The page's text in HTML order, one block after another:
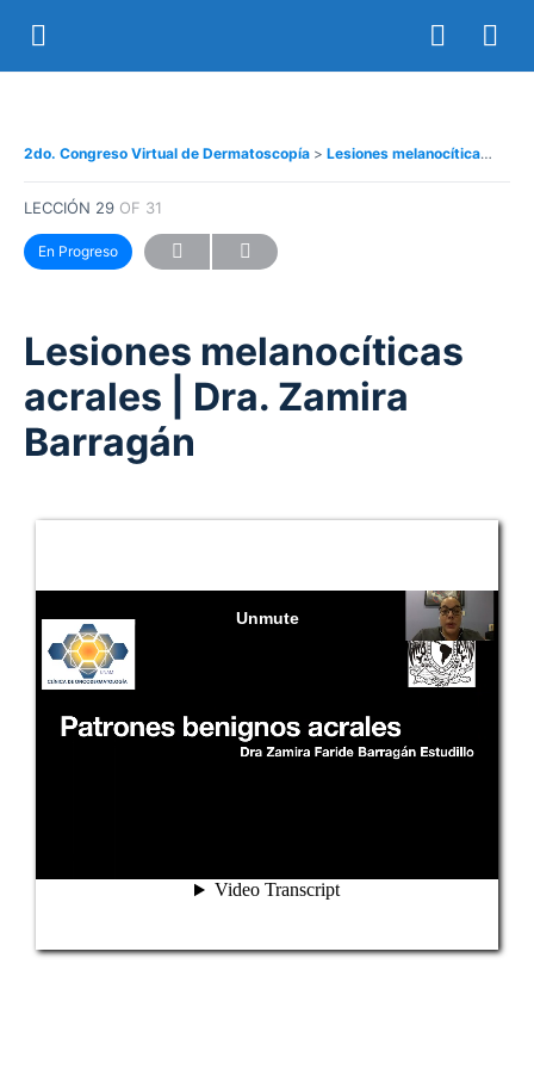
2do. Congreso Virtual de Dermatoscopía Lesiones melanocíticas acrales | Dra. Zamira Barragán
LECCIÓN 29 OF 31
En Progreso
Lesiones melanocíticas
acrales | Dra. Zamira
Barragán